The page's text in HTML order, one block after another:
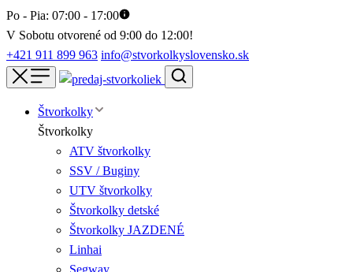
Po - Pia: 07:00 - 17:00
V Sobotu otvorené od 9:00 do 12:00!
+421 911 899 963 info@stvorkolkyslovensko.sk
Štvorkolky
Štvorkolky
ATV štvorkolky
SSV / Buginy
UTV štvorkolky
Štvorkolky detské
Štvorkolky JAZDENÉ
Linhai